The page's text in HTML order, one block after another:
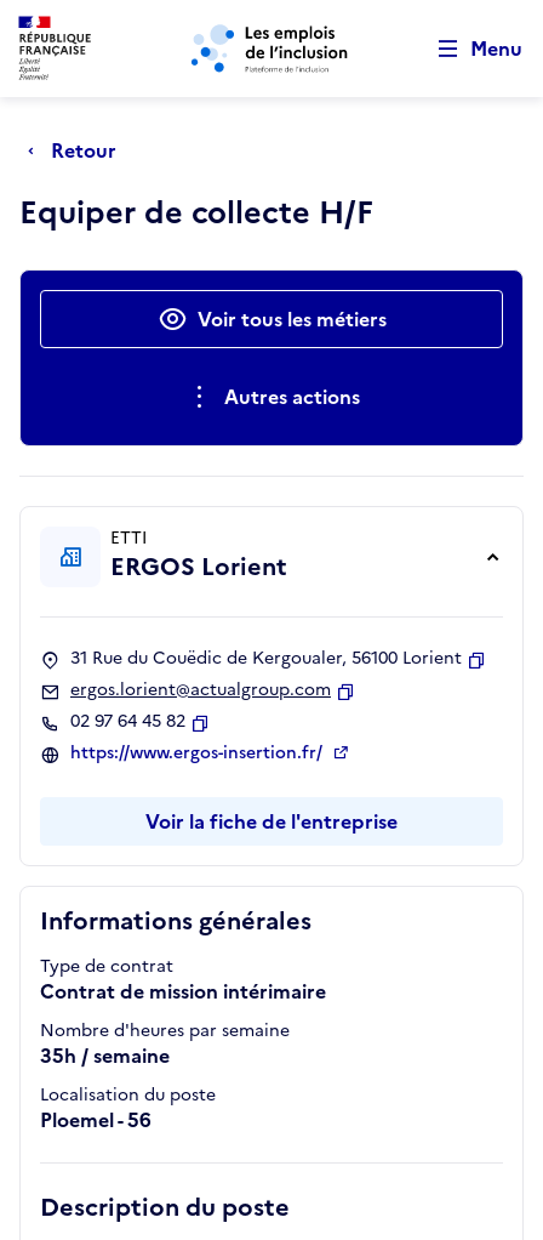
Aller au menu principal Aller au contenu principal
Menu
Retour
Equiper de collecte H/F
Actions rapidesVoir tous les métiers
Autres actions
Informations générales
Type de contrat
Contrat de mission intérimaire
Nombre d'heures par semaine
35h / semaine
Localisation du poste
Ploemel - 56
Description du poste
ETTI
ERGOS Lorient
31 Rue du Couëdic de Kergoualer, 56100 Lorient
ergos.lorient@actualgroup.com
02 97 64 45 82
Copier
https://www.ergos-insertion.fr/
Voir la fiche de l'entreprise
Retour au début de la page
Panneau de gestion des cookies